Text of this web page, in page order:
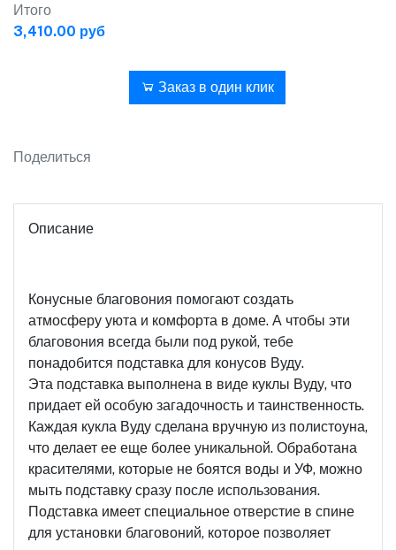
Итого
3,410.00 руб
Заказ в один клик
Поделиться
Описание
Конусные благовония помогают создать
атмосферу уюта и комфорта в доме. А чтобы эти
благовония всегда были под рукой, тебе
понадобится подставка для конусов Вуду.
Эта подставка выполнена в виде куклы Вуду, что
придает ей особую загадочность и таинственность.
Каждая кукла Вуду сделана вручную из полистоуна,
что делает ее еще более уникальной. Обработана
красителями, которые не боятся воды и УФ, можно
мыть подставку сразу после использования.
Подставка имеет специальное отверстие в спине
для установки благовоний, которое позволяет